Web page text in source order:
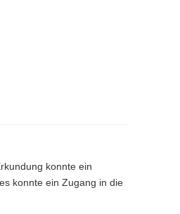
konnte ein
konnte ein Zugang in die